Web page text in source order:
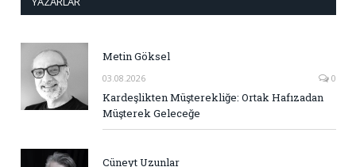
Metin Göksel
03.08.2026 0
Kardeşlikten Müşterekliğe: Ortak Hafızadan
Müşterek Geleceğe
Cüneyt Uzunlar